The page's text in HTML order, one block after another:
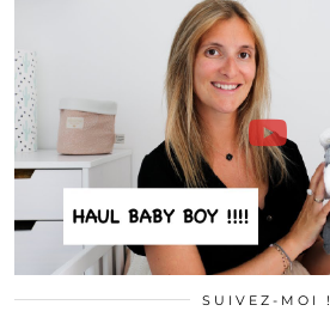
SUIVEZ-MOI !